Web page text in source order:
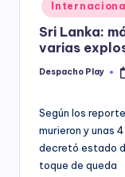
y
in
Sri Lanka:
varias
Posted
Despacho Play
Según los
murieron y unas
decretó estado
toque de queda